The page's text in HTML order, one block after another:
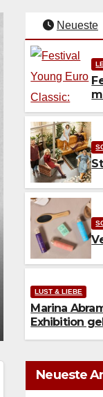
SCHÖN & GESUND
7. AUGUST
Neueste
LUST & LIEBE
Marina
Exhibition
Neueste